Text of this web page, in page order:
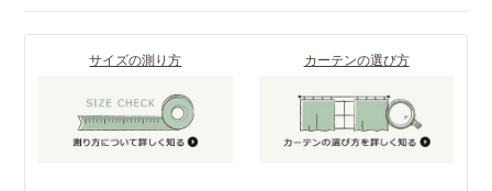
サイズの測り方 カーテンの選び方